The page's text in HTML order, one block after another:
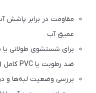
مقاومت در برابر پاشش
عمیق آب
برای شستشوی طولانی
ضد رطوبت یا PVC کامل (مغزی ضد آب) توصیه می‌شود
بررسی وضعیت لبه‌ها و